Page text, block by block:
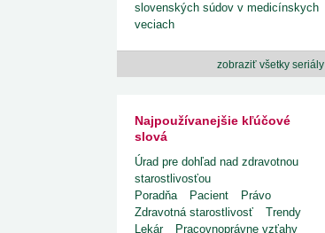
slovenských súdov v medicínskych
veciach
zobraziť všetky seriály
Najpoužívanejšie kľúčové
slová
Úrad pre dohľad nad zdravotnou
starostlivosťou
Poradňa
Pacient
Právo
Zdravotná starostlivosť
Trendy
Lekár
Pracovnoprávne vzťahy